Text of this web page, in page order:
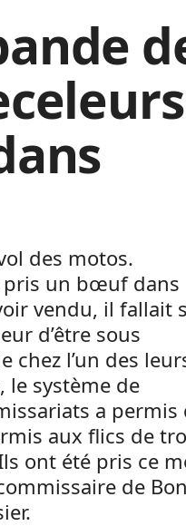
des motos.
pris un bœuf dans
vendu, il fallait
d’être sous
chez l’un des
le système de
a permis
aux flics de
ont été pris ce
de